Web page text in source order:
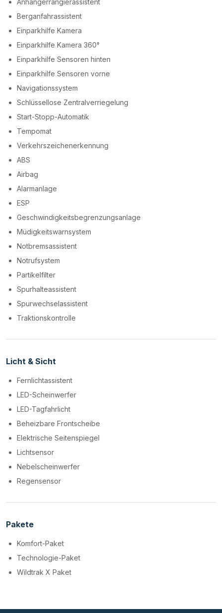
Anhängerrangierassistent
Berganfahrassistent
Einparkhilfe Kamera
Einparkhilfe Kamera 360°
Einparkhilfe Sensoren hinten
Einparkhilfe Sensoren vorne
Navigationssystem
Schlüssellose Zentralverriegelung
Start-Stopp-Automatik
Tempomat
Verkehrszeichenerkennung
ABS
Airbag
Alarmanlage
ESP
Geschwindigkeitsbegrenzungsanlage
Müdigkeitswarnsystem
Notbremsassistent
Notrufsystem
Partikelfilter
Spurhalteassistent
Spurwechselassistent
Traktionskontrolle
Licht & Sicht
Fernlichtassistent
LED-Scheinwerfer
LED-Tagfahrlicht
Beheizbare Frontscheibe
Elektrische Seitenspiegel
Lichtsensor
Nebelscheinwerfer
Regensensor
Pakete
Komfort-Paket
Technologie-Paket
Wildtrak X Paket